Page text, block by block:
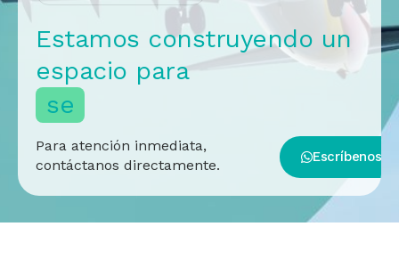
Estamos construyendo un
espacio para
se
Para atención inmediata,
contáctanos directamente.
Escríbenos